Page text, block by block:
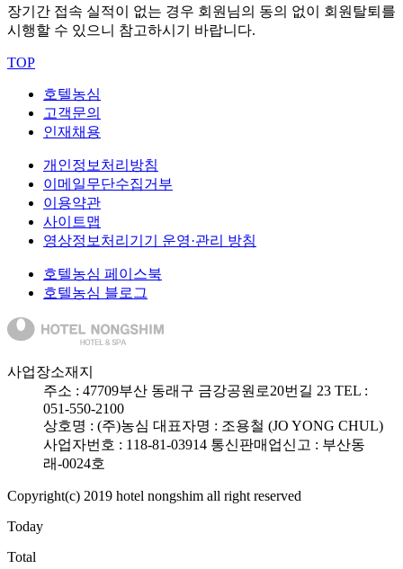
장기간 접속 실적이 없는 경우 회원님의 동의 없이 회원탈퇴를
시행할 수 있으니 참고하시기 바랍니다.
TOP
호텔농심
고객문의
인재채용
개인정보처리방침
이메일무단수집거부
이용약관
사이트맵
영상정보처리기기 운영·관리 방침
호텔농심 페이스북
호텔농심 블로그
사업장소재지
주소 : 47709부산 동래구 금강공원로20번길 23 TEL :
051-550-2100
상호명 : (주)농심 대표자명 : 조용철 (JO YONG CHUL)
사업자번호 : 118-81-03914 통신판매업신고 : 부산동
래-0024호
Copyright(c) 2019 hotel nongshim all right reserved
Today
Total